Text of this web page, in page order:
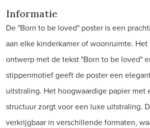
Informatie
De "Born to be loved" poster is een
aan elke kinderkamer of woonruimte.
ontwerp met de tekst "Born to be loved"
stippenmotief geeft de poster een
uitstraling. Het hoogwaardige papier met
structuur zorgt voor een luxe uitstraling.
verkrijgbaar in verschillende formaten,